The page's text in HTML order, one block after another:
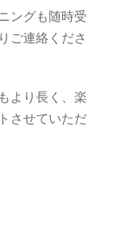
ングも随時受
ご連絡くださ
より長く、楽
させていただ